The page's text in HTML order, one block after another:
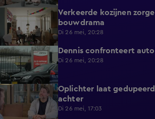
4:53
Verkeerde kozijnen
bouwdrama
Di 26 mei, 20:28
6:04 Dennis confronteert
Di 26 mei, 20:28
0:46
Oplichter laat
achter
Di 26 mei, 17:03